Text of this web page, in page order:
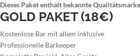
Dieses Paket enthält bekannte
GOLD PAKET (18€)
Kostenlose Bar mit allem inklusive
Professionelle Barkeeper